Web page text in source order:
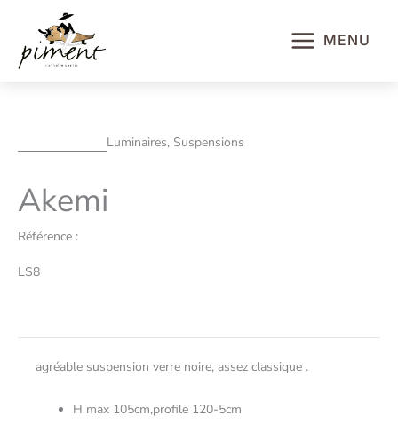
contenu
MENU
Luminaires, Suspensions
Akemi
Référence :
LS8
agréable suspension verre noire, assez classique .
H max 105cm,profile 120-5cm